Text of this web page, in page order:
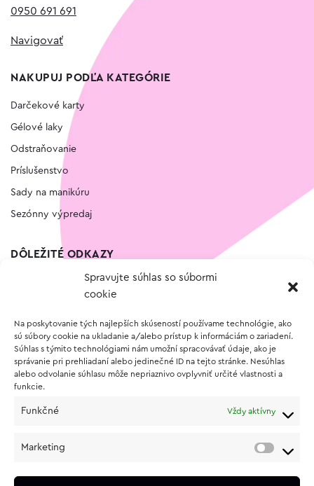
Spravujte súhlas so súbormi
cookie
Na poskytovanie tých najlepších skúseností používame technológie, ako
sú súbory cookie na ukladanie a/alebo prístup k informáciám o zariadení.
Súhlas s týmito technológiami nám umožní spracovávať údaje, ako je
správanie pri prehliadaní alebo jedinečné ID na tejto stránke. Nesúhlas
alebo odvolanie súhlasu môže nepriaznivo ovplyvniť určité vlastnosti a
funkcie.
Funkčné Vždy aktívny
Marketing
0950 691 691
Navigovať
NAKUPUJ PODĽA KATEGÓRIE
Darčekové karty
Gélové laky
Odstraňovanie
Príslušenstvo
Sady na manikúru
Sezónny výpredaj
DÔLEŽITÉ ODKAZY
Vernostný program
O NÁKUPE
Vrátenie a reklamácia tovaru